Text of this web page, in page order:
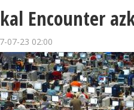
Encounter
07-23 02:00